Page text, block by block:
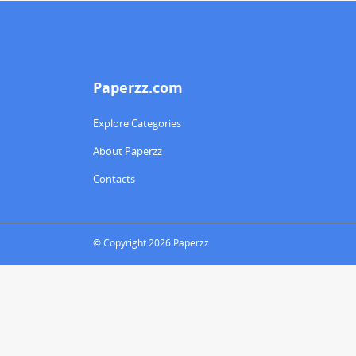
Paperzz.com
Explore Categories
About Paperzz
Contacts
© Copyright 2026 Paperzz